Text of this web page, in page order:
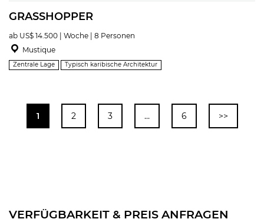
GRASSHOPPER
ab US$ 14.500 | Woche | 8 Personen
Mustique
Zentrale Lage Typisch karibische Architektur
1 2 3 … 6 >>
VERFÜGBARKEIT & PREIS ANFRAGEN